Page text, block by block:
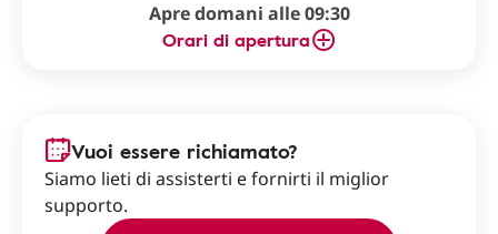
Apre domani alle 09:30
Orari di apertura
Vuoi essere richiamato?
Siamo lieti di assisterti e fornirti il miglior
supporto.